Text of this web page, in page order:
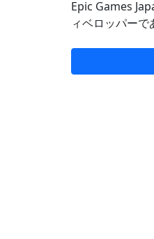
Epic Games
ィベロッパー